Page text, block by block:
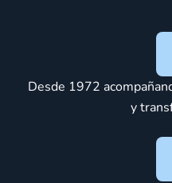
Desde 1972
y